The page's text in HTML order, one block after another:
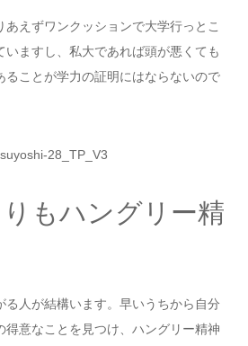
あえずワンクッションで大学行っとこ
いますし、私大であれば頭が悪くても
ることが学力の証明にはならないので
りもハングリー精
る人が結構います。早いうちから自分
得意なことを見つけ、ハングリー精神